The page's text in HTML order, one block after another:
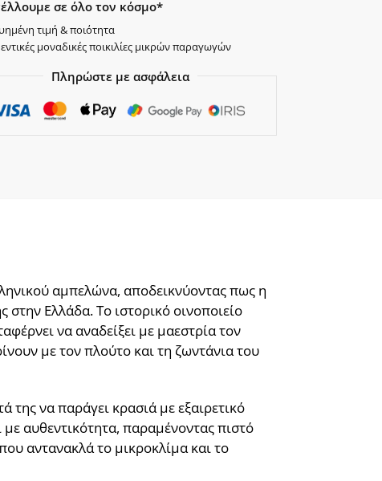
σε όλο τον κόσμο*
τιμή & ποιότητα
μοναδικές ποικιλίες μικρών παραγωγών
Πληρώστε με ασφάλεια
αμπελώνα, αποδεικνύοντας πως η
στην Ελλάδα. Το ιστορικό οινοποιείο
να αναδείξει με μαεστρία τον
με τον πλούτο και τη ζωντάνια του
της να παράγει κρασιά με εξαιρετικό
αυθεντικότητα, παραμένοντας πιστό
αντανακλά το μικροκλίμα και το